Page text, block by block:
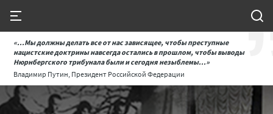
«...Мы должны делать все от нас зависящее, чтобы преступные
нацистские доктрины навсегда остались в прошлом, чтобы выводы
Нюрнбергского трибунала были и сегодня незыблемы...»
Владимир Путин, Президент Российской Федерации